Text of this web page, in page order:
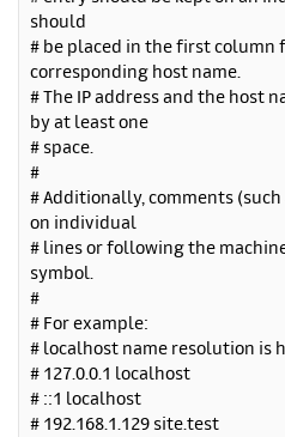
should
# be placed in the first column
corresponding host name.
# The IP address and the host
by at least one
# space.
#
# Additionally, comments
on individual
# lines or following the
symbol.
#
# For example:
# localhost name resolution is
# 127.0.0.1 localhost
# ::1 localhost
# 192.168.1.129 site.test